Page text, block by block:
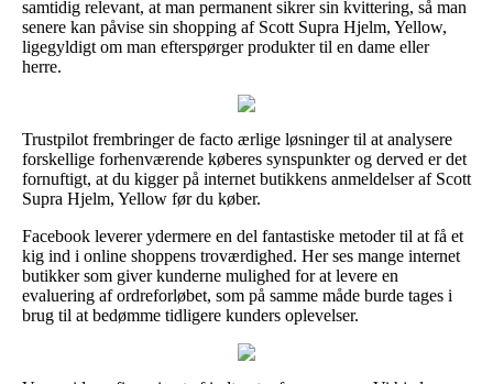
samtidig relevant, at man permanent sikrer sin kvittering, så man
senere kan påvise sin shopping af Scott Supra Hjelm, Yellow,
ligegyldigt om man efterspørger produkter til en dame eller
herre.
Trustpilot frembringer de facto ærlige løsninger til at analysere
forskellige forhenværende køberes synspunkter og derved er det
fornuftigt, at du kigger på internet butikkens anmeldelser af Scott
Supra Hjelm, Yellow før du køber.
Facebook leverer ydermere en del fantastiske metoder til at få et
kig ind i online shoppens troværdighed. Her ses mange internet
butikker som giver kunderne mulighed for at levere en
evaluering af ordreforløbet, som på samme måde burde tages i
brug til at bedømme tidligere kunders oplevelser.